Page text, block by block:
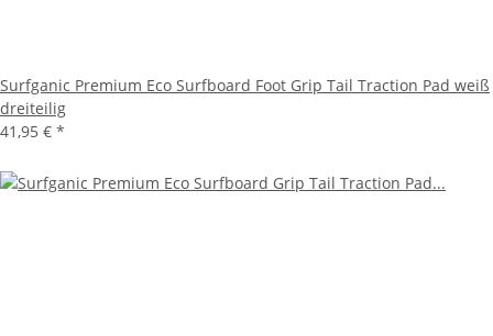
Surfganic Premium Eco Surfboard Foot Grip Tail Traction Pad weiß
dreiteilig
41,95 € *